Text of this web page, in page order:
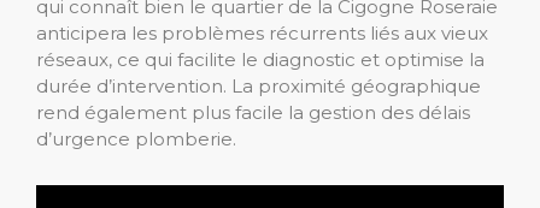
qui connaît bien le quartier de la Cigogne Roseraie
anticipera les problèmes récurrents liés aux vieux
réseaux, ce qui facilite le diagnostic et optimise la
durée d’intervention. La proximité géographique
rend également plus facile la gestion des délais
d’urgence plomberie.